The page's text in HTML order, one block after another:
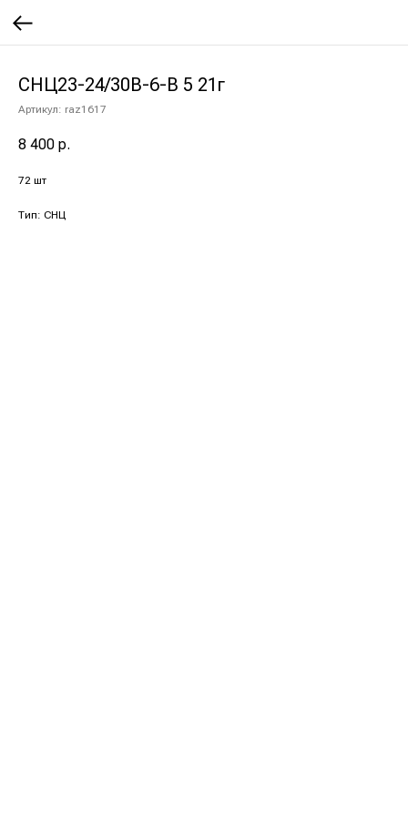
СНЦ23-24/30В-6-В 5 21г
Артикул: raz1617
8 400 р.
72 шт
Тип: СНЦ